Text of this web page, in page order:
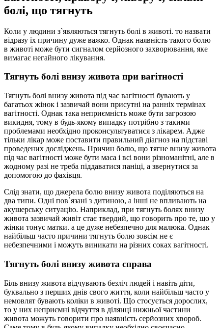
болі, що тягнуть
Коли у людини з`являються тягнуть болі в животі. то назвати
відразу їх причину дуже важко. Однак наявність такого болю
в животі може бути сигналом серйозного захворювання, яке
вимагає негайного лікування.
Тягнуть болі внизу живота при вагітності
Тягнуть болі внизу живота під час вагітності бувають у
багатьох жінок і зазвичай вони присутні на ранніх термінах
вагітності. Однак така неприємність може бути загрозою
викидня, тому в будь-якому випадку потрібно з такими
проблемами необхідно проконсультуватися з лікарем. Адже
тільки лікар може поставити правильний діагноз на підставі
проведених досліджень. Причин болю, що тягне внизу живота
під час вагітності може бути маса і всі вони різноманітні, але в
жодному разі не треба піддаватися паніці, а звернутися за
допомогою до фахівця.
Слід знати, що джерела болю внизу живота поділяються на
два типи. Одні пов`язані з дитиною, а інші не впливають на
акушерську ситуацію. Наприклад, при тягнуть болях внизу
живота зазвичай живіт стає твердий, що говорить про те, що у
жінки тонус матки. а це дуже небезпечно для малюка. Однак
найбільш часто причини тягнуть болю зовсім не є
небезпечними і можуть виникати на різних соках вагітності.
Тягнуть болі внизу живота справа
Біль внизу живота відчувають безліч людей і навіть діти,
буквально з перших днів свого життя, коли найбільш часто у
немовлят бувають коліки в животі. Що стосується дорослих,
то у них неприємні відчуття в ділянці нижньої частини
живота можуть говорити про наявність серйозних хвороб.